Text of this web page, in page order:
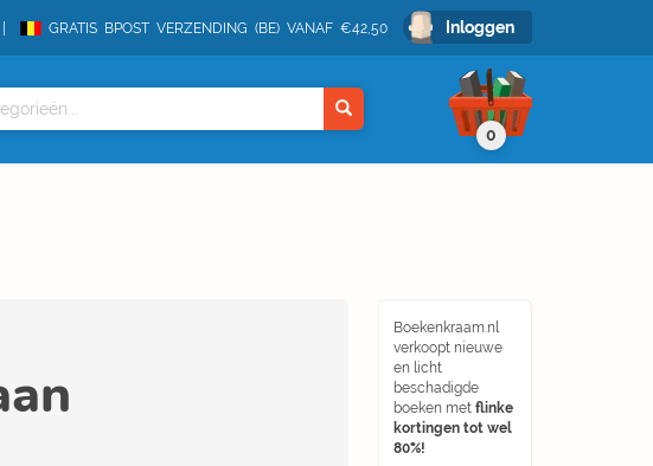
GRATIS BPOST VERZENDING (BE) VANAF €42,50 Inloggen
0
Boekenkraam.nl
verkoopt nieuwe
en licht
beschadigde
boeken met flinke
kortingen tot wel
80%!